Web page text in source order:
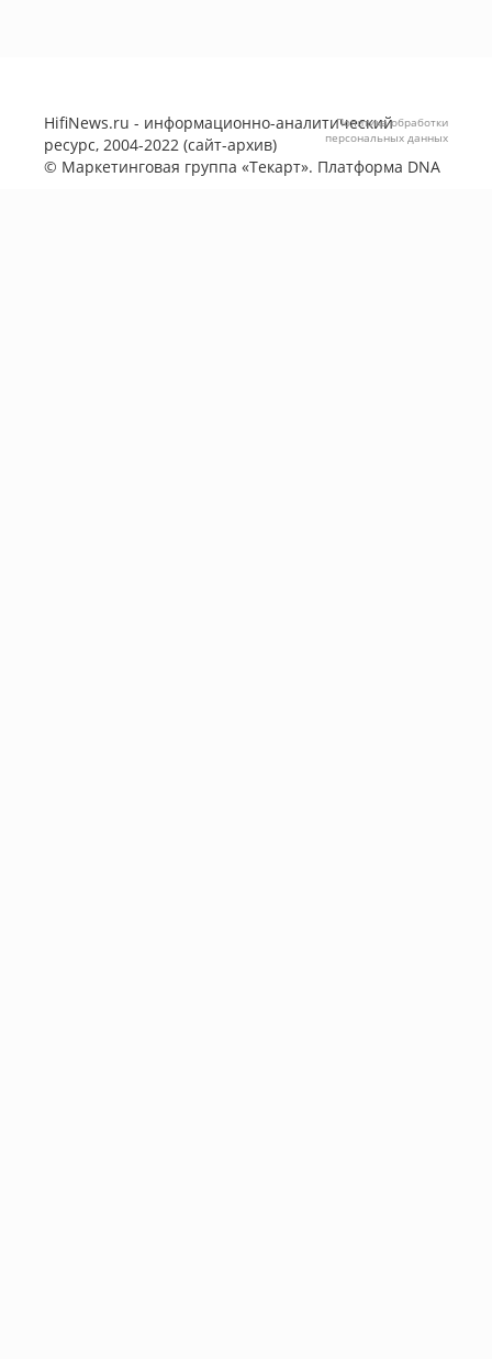
HifiNews.ru - информационно-аналитический
ресурс, 2004-2022 (сайт-архив)
© Маркетинговая группа «Текарт». Платформа DNA
Политика обработки
персональных данных